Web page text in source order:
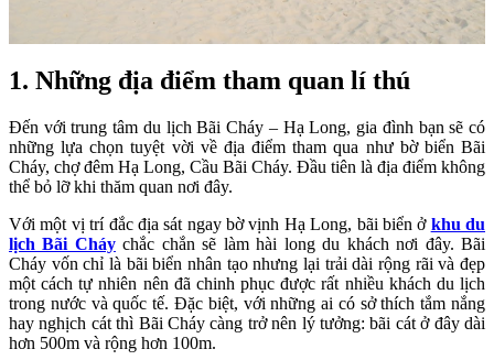
1. Những địa điểm tham quan lí thú
Đến với trung tâm du lịch Bãi Cháy – Hạ Long, gia đình bạn sẽ có
những lựa chọn tuyệt vời về địa điểm tham qua như bờ biển Bãi
Cháy, chợ đêm Hạ Long, Cầu Bãi Cháy. Đầu tiên là địa điểm không
thể bỏ lỡ khi thăm quan nơi đây.
Với một vị trí đắc địa sát ngay bờ vịnh Hạ Long, bãi biển ở khu du
lịch Bãi Cháy chắc chắn sẽ làm hài long du khách nơi đây. Bãi
Cháy vốn chỉ là bãi biển nhân tạo nhưng lại trải dài rộng rãi và đẹp
một cách tự nhiên nên đã chinh phục được rất nhiều khách du lịch
trong nước và quốc tế. Đặc biệt, với những ai có sở thích tắm nắng
hay nghịch cát thì Bãi Cháy càng trở nên lý tưởng: bãi cát ở đây dài
hơn 500m và rộng hơn 100m.